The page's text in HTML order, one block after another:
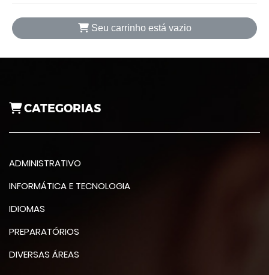
Seu carrinho está vazio
CATEGORIAS
ADMINISTRATIVO
INFORMÁTICA E TECNOLOGIA
IDIOMAS
PREPARATÓRIOS
DIVERSAS ÁREAS